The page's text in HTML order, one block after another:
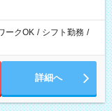
ークOK / シフト勤務 /
詳細へ